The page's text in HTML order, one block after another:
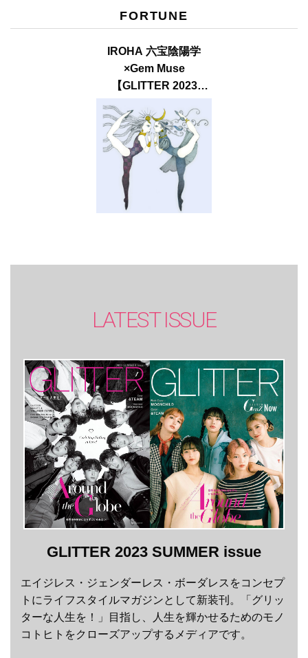
FORTUNE
IROHA 六宝陰陽学
×Gem Muse
【GLITTER 2023
SUMMER issue】
LATEST ISSUE
GLITTER 2023 SUMMER issue
エイジレス・ジェンダーレス・ボーダレスをコンセプ
トにライフスタイルマガジンとして新装刊。「グリッ
ターな人生を！」目指し、人生を輝かせるためのモノ
コトヒトをクローズアップするメディアです。